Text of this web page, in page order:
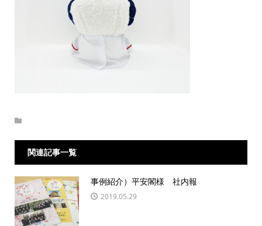
関連記事一覧
事例紹介）平安閣様 社内報
2019.05.29